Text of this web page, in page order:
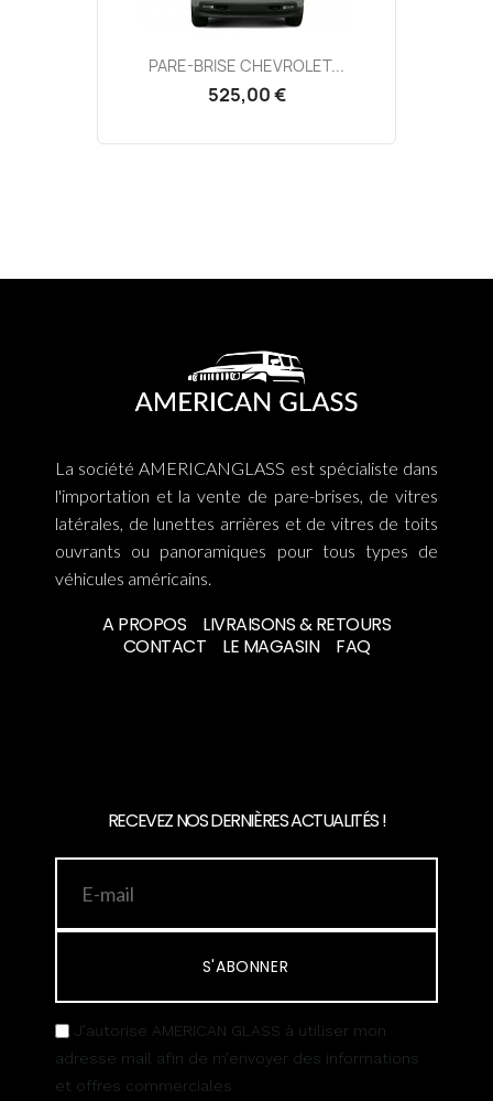
PARE-BRISE CHEVROLET...
525,00 €
La société AMERICANGLASS est spécialiste dans
l'importation et la vente de pare-brises, de vitres
latérales, de lunettes arrières et de vitres de toits
ouvrants ou panoramiques pour tous types de
véhicules américains.
A PROPOS
LIVRAISONS & RETOURS
CONTACT
LE MAGASIN FAQ
RECEVEZ NOS DERNIÈRES ACTUALITÉS !
S'ABONNER
J’autorise AMERICAN GLASS à utiliser mon
adresse mail afin de m’envoyer des informations
et offres commerciales